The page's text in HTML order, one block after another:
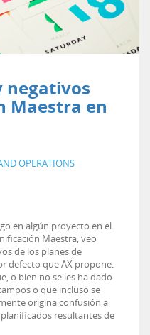
negativos
Maestra en
OPERATIONS
en algún proyecto en el
Maestra, veo
de los planes de
defecto que AX propone.
o bien no se les ha dado
o que incluso se
origina confusión a
resultantes de